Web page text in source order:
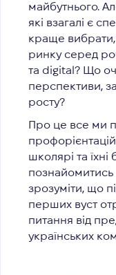
майбутнього.
які взагалі є
краще
ринку серед
та digital? Що
перспективи,
росту?
Про це все ми
школярі та їхні
зрозуміти, що
перших вуст
питання від
українських